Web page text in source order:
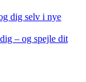
dig selv i nye
– og spejle dit